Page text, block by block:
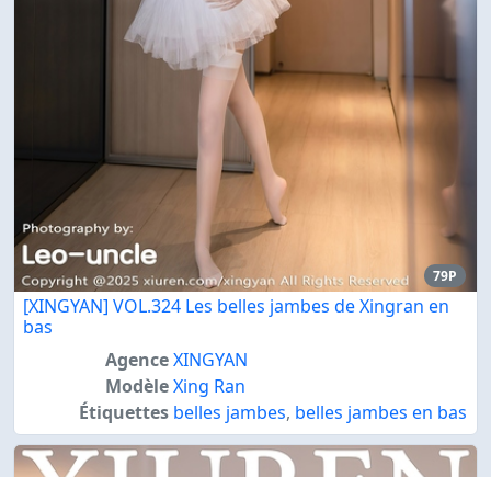
79P
[XINGYAN] VOL.324 Les belles jambes de Xingran en
bas
AgenceXINGYAN
ModèleXing Ran
Étiquettes belles jambes, belles jambes en bas